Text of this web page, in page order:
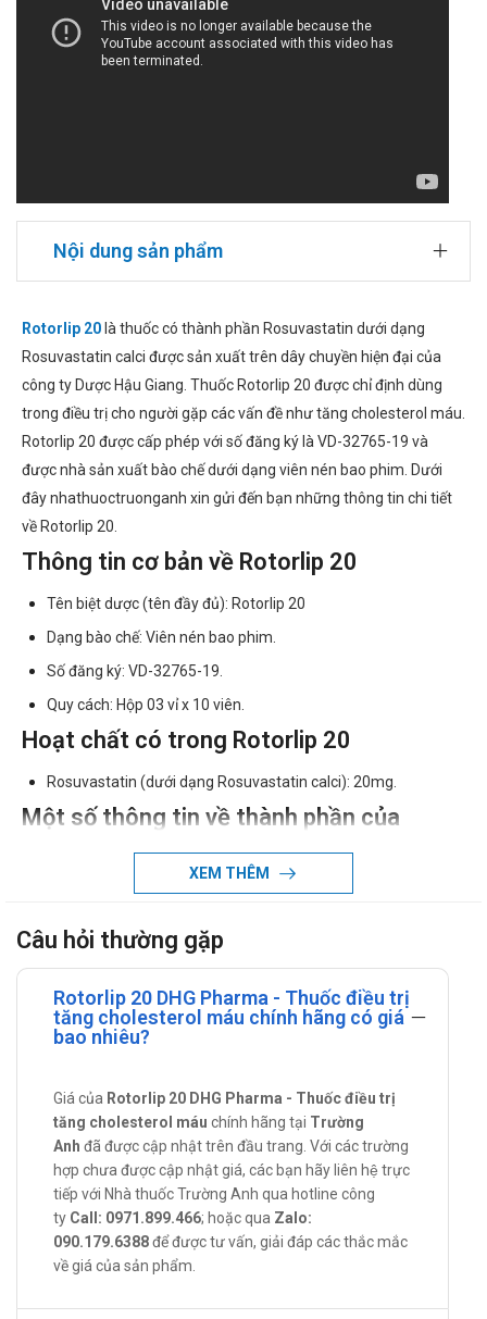
Nội dung sản phẩm
Rotorlip 20 là thuốc có thành phần Rosuvastatin dưới dạng
Rosuvastatin calci được sản xuất trên dây chuyền hiện đại của
công ty Dược Hậu Giang. Thuốc Rotorlip 20 được chỉ định dùng
trong điều trị cho người gặp các vấn đề như tăng cholesterol máu.
Rotorlip 20 được cấp phép với số đăng ký là VD-32765-19 và
được nhà sản xuất bào chế dưới dạng viên nén bao phim. Dưới
đây nhathuoctruonganh xin gửi đến bạn những thông tin chi tiết
về Rotorlip 20.
Thông tin cơ bản về Rotorlip 20
Tên biệt dược (tên đầy đủ): Rotorlip 20
Dạng bào chế: Viên nén bao phim.
Số đăng ký: VD-32765-19.
Quy cách: Hộp 03 vỉ x 10 viên.
Hoạt chất có trong Rotorlip 20
Rosuvastatin (dưới dạng Rosuvastatin calci): 20mg.
Một số thông tin về thành phần của
Rotorlip 20
Atorvastatin là thuốc hạ lipid máu tổng hợp, với thành phần
tranh men khử 3-hydroxy-methylglutaryl coenzyme A (HMG-
mevalonate, tiền chất của cholesterol. Atorvastatin làm giảm
lipoprotein và cholesterol huyết tương bằng cách ức chế sự
những thụ thể LDL (Lipoprotein tỷ trọng thấp) ở gan trên bề
mặt tế bảo, từ đó tăng sự lấy đi và thoái biến LDL
Atorvastatin làm giảm cholesterol LDL mạnh nhất (25-61 %)
so với bất cứ thuốc nào dùng đơn độc, và tỏ ra có triển vọng
cho những người bệnh cần phải giảm cholesterol nhiều, mà
hiện nay chỉ đạt được khi phối hợp thuốc, Atorvastatin làm
tăng nồng độ cholesterol HDL (lipoprotein tỷ trọng cao) từ 5-
XEM THÊM
Câu hỏi thường gặp
Rotorlip 20 DHG Pharma - Thuốc điều trị
tăng cholesterol máu chính hãng có giá
bao nhiêu?
Giá của Rotorlip 20 DHG Pharma - Thuốc điều trị
tăng cholesterol máu chính hãng tại Trường
Anh đã được cập nhật trên đầu trang. Với các trường
hợp chưa được cập nhật giá, các bạn hãy liên hệ trực
tiếp với Nhà thuốc Trường Anh qua hotline công
ty Call: 0971.899.466; hoặc qua Zalo:
090.179.6388để được tư vấn, giải đáp các thắc mắc
về giá của sản phẩm.